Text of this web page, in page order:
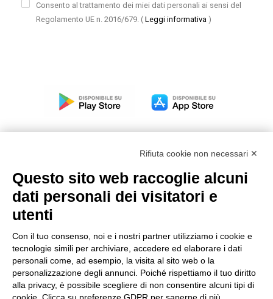
Consento al trattamento dei miei dati personali ai sensi del
Regolamento UE n. 2016/679. ( Leggi informativa )
Modello organizzativo, gestione e controllo – D. lgs.
231/2001
Condizioni generali di vendita DKC Power Solutions
Condizioni generali di acquisto
Codice etico
Rifiuta cookie non necessari ✕
Questo sito web raccoglie alcuni
dati personali dei visitatori e
utenti
Con il tuo consenso, noi e i nostri partner utilizziamo i cookie e
tecnologie simili per archiviare, accedere ed elaborare i dati
personali come, ad esempio, la visita al sito web o la
personalizzazione degli annunci. Poiché rispettiamo il tuo diritto
alla privacy, è possibile scegliere di non consentire alcuni tipi di